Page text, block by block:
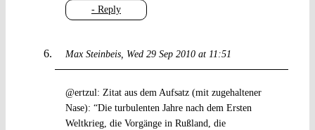
- Reply
Max Steinbeis Wed 29 Sep 2010 at 11:51
@ertzul: Zitat aus dem Aufsatz (mit zugehaltener
Nase): “Die turbulenten Jahre nach dem Ersten
Weltkrieg, die Vorgänge in Rußland, die